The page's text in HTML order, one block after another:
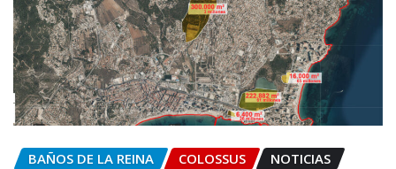
BAÑOS DE LA REINA COLOSSUS
NOTICIAS